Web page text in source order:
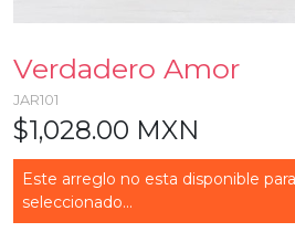
Verdadero Amor
JAR101
$1,028.00 MXN
Este arreglo no esta disponible
seleccionado...